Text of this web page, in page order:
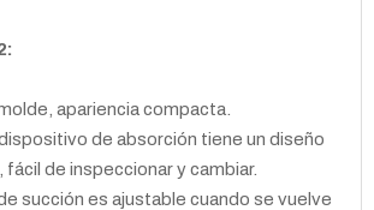
apariencia compacta.
de absorción tiene un diseño
fácil de inspeccionar y cambiar.
succión es ajustable cuando se vuelve